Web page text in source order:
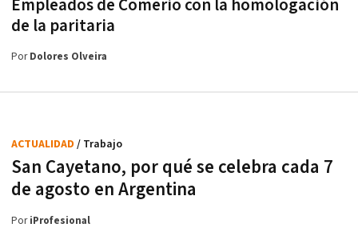
Empleados de Comerio con la homologación
de la paritaria
PorDolores Olveira
San Cayetano, por qué se celebra cada 7
de agosto en Argentina
ACTUALIDAD / Trabajo
PoriProfesional